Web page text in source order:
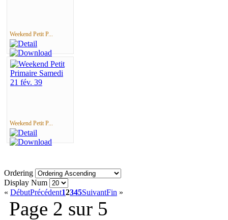
Weekend Petit P...
Weekend Petit P...
Ordering
Display Num
« DébutPrécédent12345SuivantFin »
Page 2 sur 5